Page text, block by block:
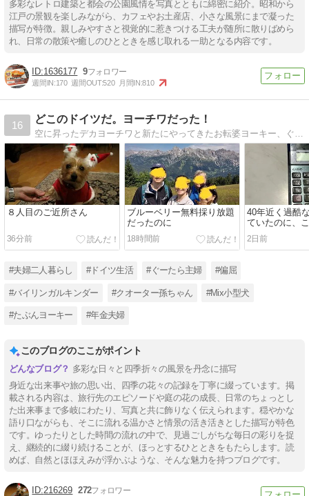
多彩なレトロ建築と都会の公園風情を写真とともに綿密に紹介。昭和から
江戸の景観を楽しみながら、カフェやお土産店、小さな風景にまで凝った
描写が特徴。親しみやすさと視覚的に惹きつける工夫が随所に散りばめら
れ、日常の散策や癒しのひとときを感じ取れる一助となる内容です。
1636177 9
週間IN:170 週間OUT:520 月間IN:810
16
どこのドイツだ。ヨーチワだった！
８人目のご近所さん
36分前
ブルーベリー無料採り放題
だったのに
18時間前
40年近く過酷
ていたのに、
て、、、
2日前
#夫婦二人暮らし #ドイツ生活 #ぐーたら主婦 #偏屈
#バイリンガルキンダー #クオーター孫ちゃん #Mix小型犬
#たぶんヨーキー #年金夫婦
このブログのここがポイント
多彩な日々と四季折々の風景を丹念に描写
身近な出来事や旅の思い出、四季の花々の記録を丁寧に綴っています。掲
載される内容は、旅行先のエピソードや庭の花の成長、日常のちょっとし
た出来事まで多岐にわたり、写真と共に飾りなく伝えられます。穏やかな
語り口ながらも、そこに流れる温かさと情景の活き活きとした描写が特色
です。ゆったりとした時間の流れの中で、見過ごしがちな毎日の彩りを捉
え、継続的に綴り続けることが、ほっとするひとときをもたらします。読
めば、自然とほほえみが浮かぶような、そんな魅力を持つブログです。
216269 272